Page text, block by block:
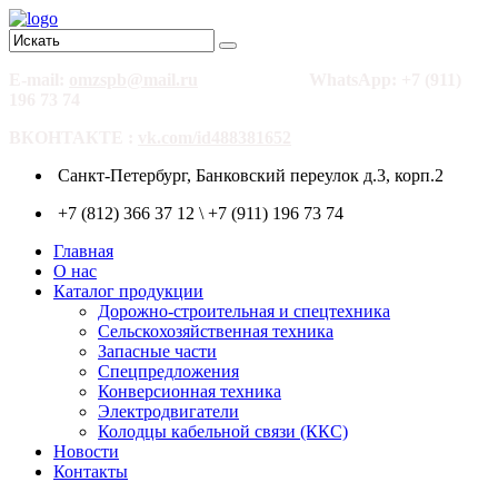
Санкт-Петербург, Банковский переулок д.3, корп.2
+7 (812) 366 37 12 \ +7 (911) 196 73 74
Главная
О нас
Каталог продукции
Дорожно-строительная и спецтехника
Сельскохозяйственная техника
Запасные части
Спецпредложения
Конверсионная техника
Электродвигатели
Колодцы кабельной связи (ККС)
Новости
Контакты